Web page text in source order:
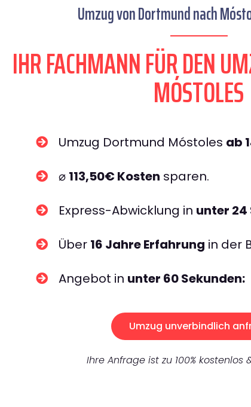
Umzug von Dortmund nach
IHR FACHMANN FÜR DEN
MÓSTOLES
Umzug Dortmund Móstoles ab
⌀ 113,50€ Kosten sparen.
Express-Abwicklung in unter 24
Über 16 Jahre Erfahrung in der
Angebot in unter 60 Sekunden:
Umzug unverbindlich
Ihre Anfrage ist zu 100% kostenlos